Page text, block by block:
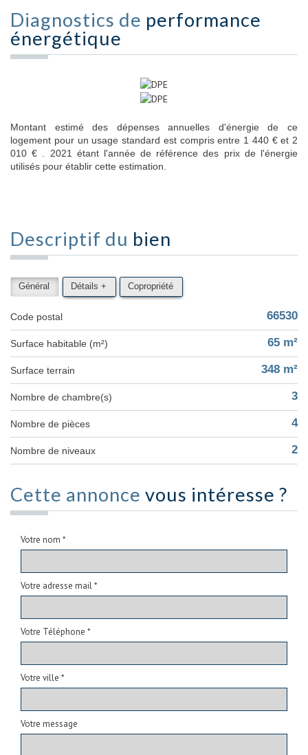
Diagnostics de performance
énergétique
Montant estimé des dépenses annuelles d'énergie de ce
logement pour un usage standard est compris entre 1 440 € et 2
010 € . 2021 étant l'année de référence des prix de l'énergie
utilisés pour établir cette estimation.
Descriptif du bien
Général Détails + Copropriété
Code postal 66530
Surface habitable (m²) 65 m²
surface terrain 348 m²
Nombre de chambre(s) 3
Nombre de pièces 4
Nombre de niveaux 2
Cette annonce vous intéresse ?
Votre nom *
Votre adresse mail *
Votre Téléphone *
Votre ville *
Votre message